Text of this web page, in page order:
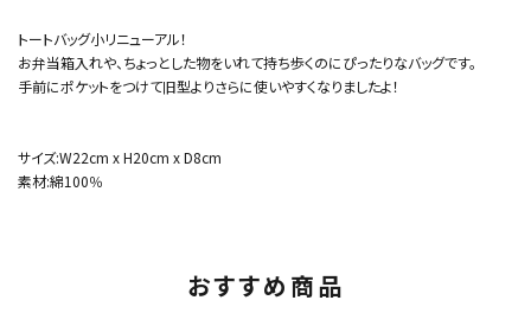
トートバッグ小リニューアル！
お弁当箱入れや、ちょっとした物をいれて持ち歩くのにぴったりなバッグです。
手前にポケットをつけて旧型よりさらに使いやすくなりましたよ！
サイズ:W22cm x H20cm x D8cm
素材:綿100％
おすすめ商品